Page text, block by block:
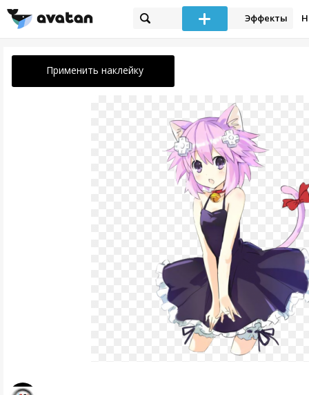
Эффекты
Применить наклейку